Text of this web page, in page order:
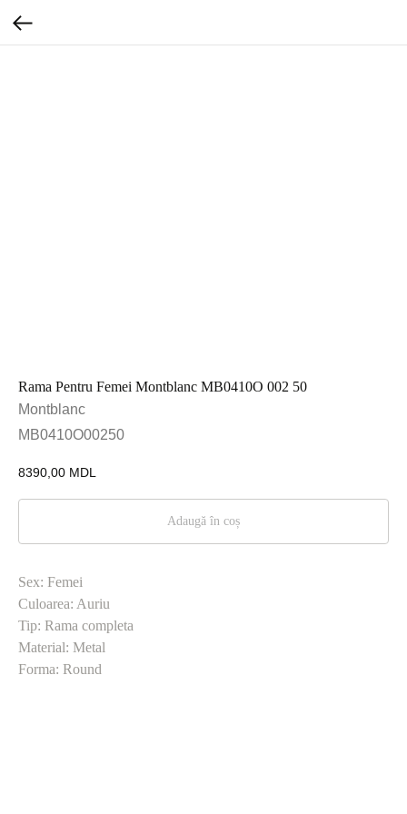
Rama Pentru Femei Montblanc MB0410O 002 50
Montblanc
MB0410O00250
8390,00 MDL
Adaugă în coș
Sex: Femei
Culoarea: Auriu
Tip: Rama completa
Material: Metal
Forma: Round